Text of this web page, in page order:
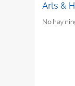
Arts &
No hay